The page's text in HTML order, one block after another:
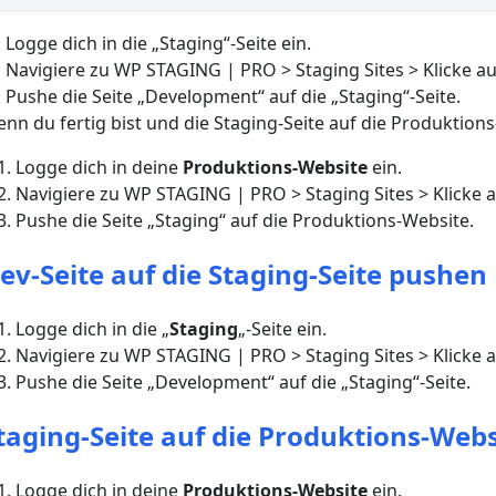
Logge dich in die „Staging“-Seite ein.
Navigiere zu WP STAGING | PRO > Staging Sites > Klicke
Pushe die Seite „Development“ auf die „Staging“-Seite.
du fertig bist und die Staging-Seite auf die
Logge dich in deine Produktions-Website ein.
Navigiere zu WP STAGING | PRO > Staging Sites >
Pushe die Seite „Staging“ auf die Produktions-Website.
Seite auf die Staging-Seite pushen
Logge dich in die „Staging„-Seite ein.
Navigiere zu WP STAGING | PRO > Staging Sites >
Pushe die Seite „Development“ auf die „Staging“-Seite.
Seite auf die Produktions-
Logge dich in deine Produktions-Website ein.